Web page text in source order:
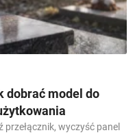
dobrać model do
wyczyść panel